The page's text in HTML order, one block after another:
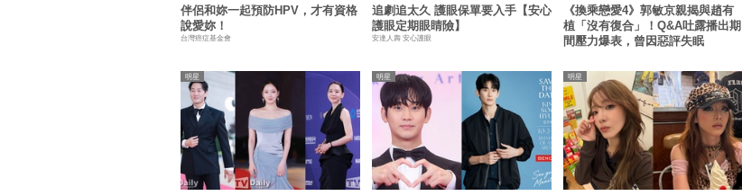
伴侶和妳一起預防HPV，才有資格
說愛妳！
台灣癌症基金會
追劇追太久 護眼保單要入手【安心
護眼定期眼睛險】
安達人壽 安心護眼
《換乘戀愛4》郭敏京親揭與趙有
植「沒有復合」！Q&A吐露播出期
間壓力爆表，曾因惡評失眠
明星 明星 明星